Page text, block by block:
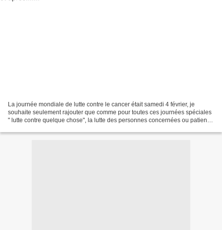
La journée mondiale de lutte contre le cancer était samedi 4 février, je
souhaite seulement rajouter que comme pour toutes ces journées spéciales
" lutte contre quelque chose", la lutte des personnes concernées ou patients